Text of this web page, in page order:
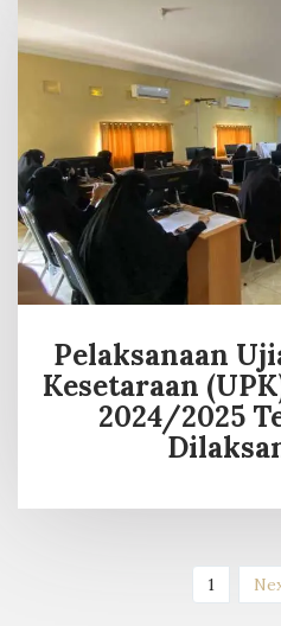
Pelaksanaan
Kesetaraan
2024/2025
1